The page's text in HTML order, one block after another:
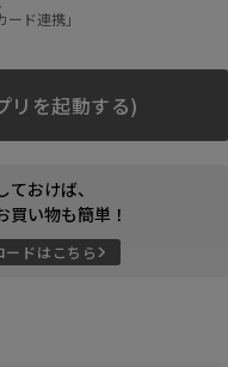
ド連携」
リを起動する)
おけば、
買い物も簡単！
ドはこちら